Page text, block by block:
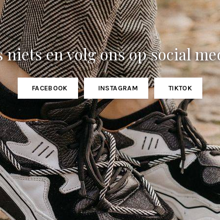
niets en volg ons op social
FACEBOOK INSTAGRAM TIKTOK